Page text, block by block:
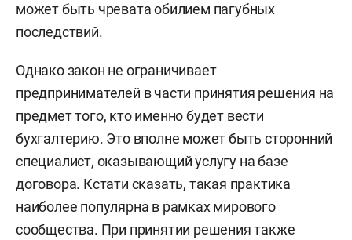
может быть чревата обилием пагубных
последствий.
Однако закон не ограничивает
предпринимателей в части принятия решения на
предмет того, кто именно будет вести
бухгалтерию. Это вполне может быть сторонний
специалист, оказывающий услугу на базе
договора. Кстати сказать, такая практика
наиболее популярна в рамках мирового
сообщества. При принятии решения также